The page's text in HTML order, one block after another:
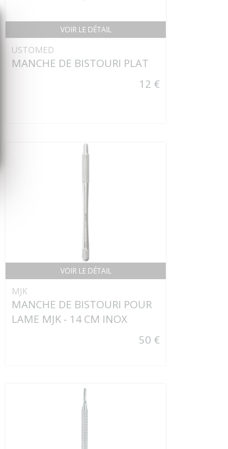
VOIR LE DÉTAIL
USTOMED
MANCHE DE BISTOURI PLAT
12 €
VOIR LE DÉTAIL
MJK
MANCHE DE BISTOURI POUR
LAME MJK - 14 CM INOX
50 €